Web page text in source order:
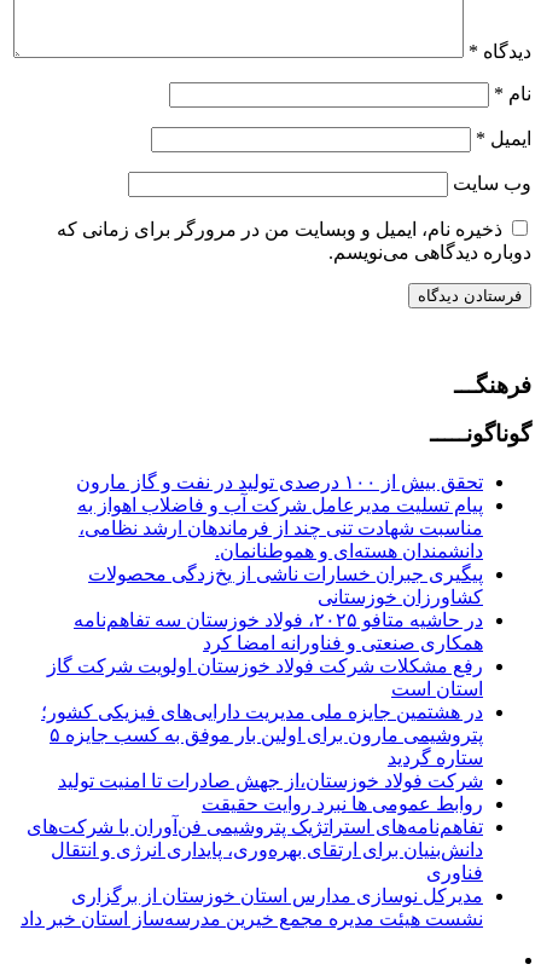
دیدگاه *
نام *
ایمیل *
وب‌ سایت
ذخیره نام، ایمیل و وبسایت من در مرورگر برای زمانی که
دوباره دیدگاهی می‌نویسم.
فرهنگـــ
گوناگونـــــ
تحقق بیش از ۱۰۰ درصدی تولید در نفت و گاز مارون
پیام تسلیت مدیرعامل شرکت آب و فاضلاب اهواز به
مناسبت شهادت تنی چند از فرماندهان ارشد نظامی،
دانشمندان هسته‌ای و هموطنانمان.
پیگیری جبران خسارات ناشی از یخ‌زدگی محصولات
کشاورزان خوزستانی
در حاشیه متافو ۲۰۲۵، فولاد خوزستان سه تفاهم‌نامه
همکاری صنعتی و فناورانه امضا کرد
رفع مشکلات شرکت فولاد خوزستان اولویت شرکت گاز
استان است
در هشتمین جایزه ملی مدیریت دارایی‌های فیزیکی کشور؛
پتروشیمی مارون برای اولین بار موفق به کسب جایزه ۵
ستاره گردید
شرکت فولاد خوزستان،از جهش صادرات تا امنیت تولید
روابط عمومی ها نبرد روایت حقیقت
تفاهم‌نامه‌های استراتژیک پتروشیمی فن‌آوران با شرکت‌های
دانش‌بنیان برای ارتقای بهره‌وری، پایداری انرژی و انتقال
فناوری
مدیرکل نوسازی مدارس استان خوزستان از برگزاری
نشست هیئت مدیره مجمع خیرین مدرسه‌ساز استان خبر داد